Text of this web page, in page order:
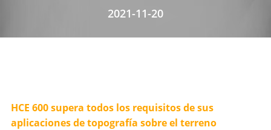
2021-11-20
HCE 600 supera todos los requisitos de sus
aplicaciones de topografía sobre el terreno